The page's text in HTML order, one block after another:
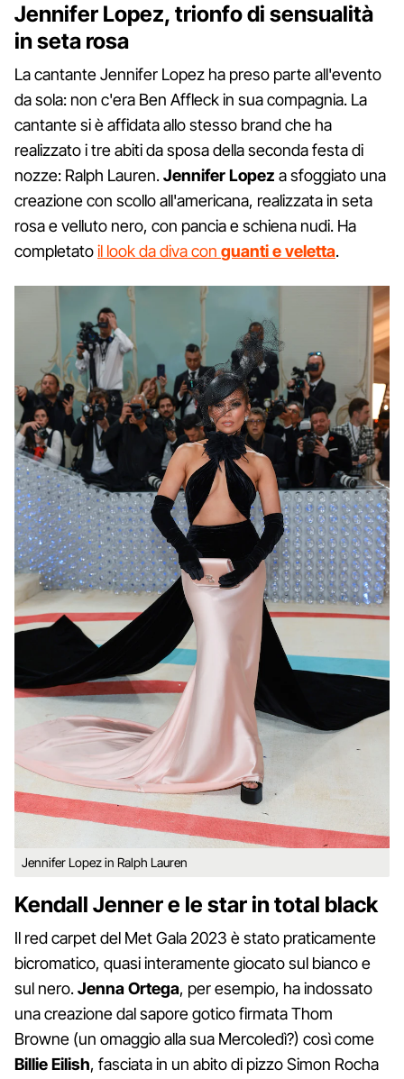
Jennifer Lopez, trionfo di sensualità
in seta rosa
La cantante Jennifer Lopez ha preso parte all'evento
da sola: non c'era Ben Affleck in sua compagnia. La
cantante si è affidata allo stesso brand che ha
realizzato i tre abiti da sposa della seconda festa di
nozze: Ralph Lauren.Jennifer Lopez a sfoggiato una
creazione con scollo all'americana, realizzata in seta
rosa e velluto nero, con pancia e schiena nudi. Ha
completatoil look da diva con guanti e veletta.
Jennifer Lopez in Ralph Lauren
Kendall Jenner e le star in total black
Il red carpet del Met Gala 2023 è stato praticamente
bicromatico, quasi interamente giocato sul bianco e
sul nero.Jenna Ortega, per esempio, ha indossato
una creazione dal sapore gotico firmata Thom
Browne (un omaggio alla sua Mercoledì?) così come
Billie Eilish, fasciata in un abito di pizzo Simon Rocha